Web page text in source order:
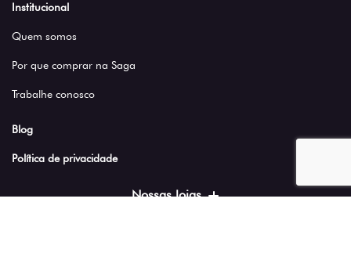
Institucional
Quem somos
Por que comprar na Saga
Trabalhe conosco
Blog
Política de privacidade
Nossas lojas